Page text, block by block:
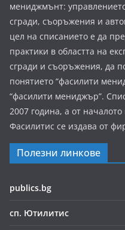
мениджмънт:
сгради, съоръжения и
цел на списанието е да
практики в областта на
сгради и съоръжения, да
понятието “фасилити
“фасилити мениджър”.
2007 година, а от
Фасилитис се издава от
Полезни линкове
publics.bg
сп. Ютилитис